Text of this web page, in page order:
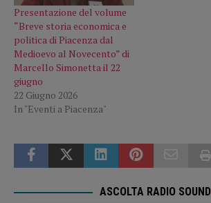
Presentazione del volume
“Breve storia economica e
politica di Piacenza dal
Medioevo al Novecento” di
Marcello Simonetta il 22
giugno
22 Giugno 2026
In "Eventi a Piacenza"
ASCOLTA RADIO SOUND